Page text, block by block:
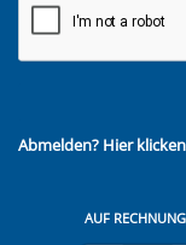
Abmelden? Hier
AUF RECHNUNG